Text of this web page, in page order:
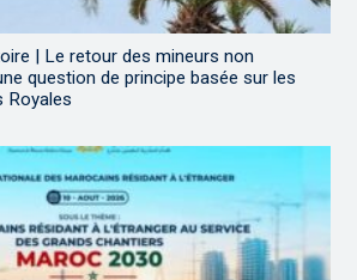
| Le retour des mineurs non
question de principe basée sur les
Royales